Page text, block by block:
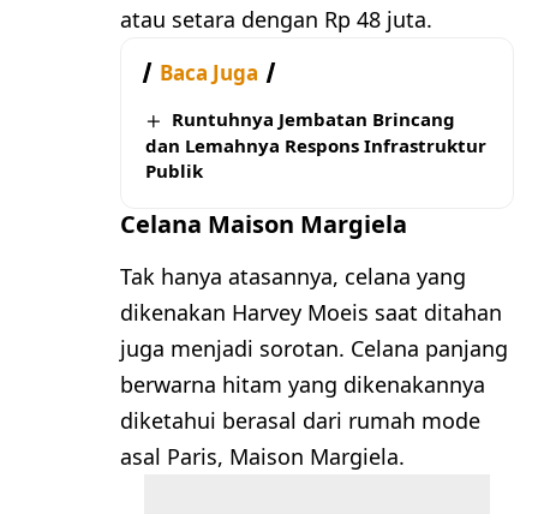
atau setara dengan Rp 48 juta.
Baca Juga
Runtuhnya Jembatan Brincang
dan Lemahnya Respons Infrastruktur
Publik
Celana Maison Margiela
Tak hanya atasannya, celana yang
dikenakan Harvey Moeis saat ditahan
juga menjadi sorotan. Celana panjang
berwarna hitam yang dikenakannya
diketahui berasal dari rumah mode
asal Paris, Maison Margiela.